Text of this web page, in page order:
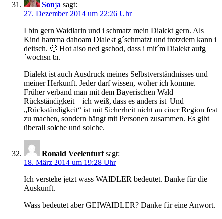
Sonja sagt:
27. Dezember 2014 um 22:26 Uhr
I bin gern Waidlarin und i schmatz mein Dialekt gern. Als
Kind hamma dahoam Dialekt g´schmatzt und trotzdem kann i
deitsch. 🙂 Hot aiso ned gschod, dass i mit´m Dialekt aufg
´wochsn bi.
Dialekt ist auch Ausdruck meines Selbstverständnisses und
meiner Herkunft. Jeder darf wissen, woher ich komme.
Früher verband man mit dem Bayerischen Wald
Rückständigkeit – ich weiß, dass es anders ist. Und
„Rückständigkeit“ ist mit Sicherheit nicht an einer Region fest
zu machen, sondern hängt mit Personen zusammen. Es gibt
überall solche und solche.
Ronald Veelenturf sagt:
18. März 2014 um 19:28 Uhr
Ich verstehe jetzt wass WAIDLER bedeutet. Danke für die
Auskunft.
Wass bedeutet aber GEIWAIDLER? Danke für eine Anwort.